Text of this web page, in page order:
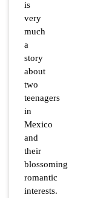
is
very
much
a
story
about
two
teenagers
in
Mexico
and
their
blossoming
romantic
interests.